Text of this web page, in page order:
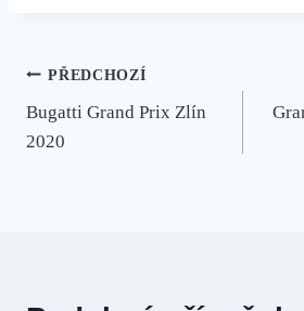
Navigace
pro
PŘEDCHOZÍ
Bugatti Grand Prix Zlín
2020